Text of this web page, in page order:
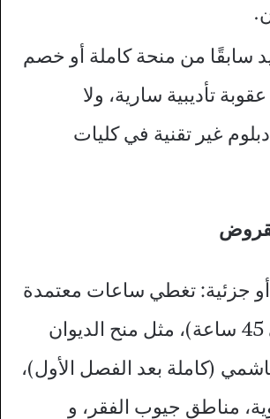
سابقًا من منحة كاملة أو خصم
تأديبية سارية، ولا
غير تقنية في كليات
أو جزئية: تغطي ساعات معتمدة
(حد أقصى 45 ساعة)، مثل منح الديوان
(كاملة بعد الفصل الأول)،
مناطق جيوب الفقر، و